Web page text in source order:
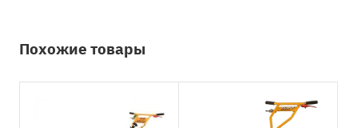
Похожие товары